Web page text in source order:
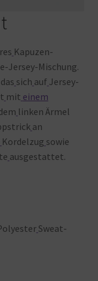
Kapuzen-
Jersey-Mischung.
sich auf Jersey-
mit einem
linken Ärmel
an
Kordelzug sowie
ausgestattet.
Sweat-